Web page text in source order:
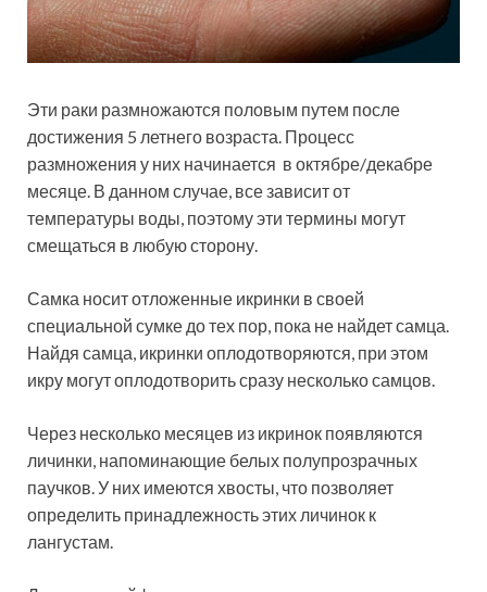
Эти раки размножаются половым путем после
достижения 5 летнего возраста. Процесс
размножения у них начинается в октябре/декабре
месяце. В данном случае, все зависит от
температуры воды, поэтому эти термины могут
смещаться в любую сторону.
Самка носит отложенные икринки в своей
специальной сумке до тех пор, пока не найдет самца.
Найдя самца, икринки оплодотворяются, при этом
икру могут оплодотворить сразу несколько самцов.
Через несколько месяцев из икринок появляются
личинки, напоминающие белых полупрозрачных
паучков. У них имеются хвосты, что позволяет
определить принадлежность этих личинок к
лангустам.